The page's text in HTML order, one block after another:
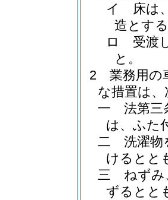
イ
床は
造とす
ロ
受渡
と。
2
業務用の
な措置は
一
法第三
は、ふた
二
洗濯物
けるとと
三
ねずみ
ずるとと